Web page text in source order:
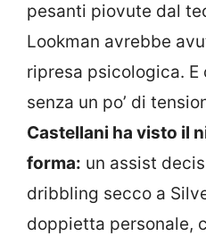
pesanti piovute dal
Lookman avrebbe
ripresa psicologica. E
senza un po’ di
Castellani ha visto il
forma: un assist
dribbling secco a
doppietta personale,